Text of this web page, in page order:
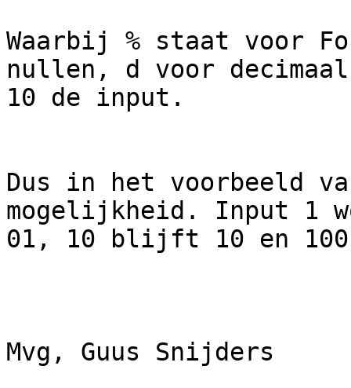
Waarbij % staat voor
nullen, d voor
10 de input.
Dus in het voorbeeld
mogelijkheid. Input 1
01, 10 blijft 10 en
Mvg, Guus Snijders